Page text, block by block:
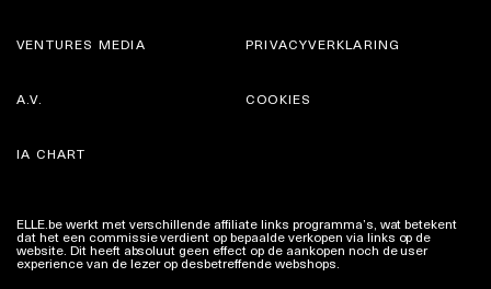
VENTURES MEDIA PRIVACYVERKLARING
A.V.
IA CHART
COOKIES
ELLE.be werkt met verschillende affiliate links programma’s, wat betekent
dat het een commissie verdient op bepaalde verkopen via links op de
website. Dit heeft absoluut geen effect op de aankopen noch de user
experience van de lezer op desbetreffende webshops.